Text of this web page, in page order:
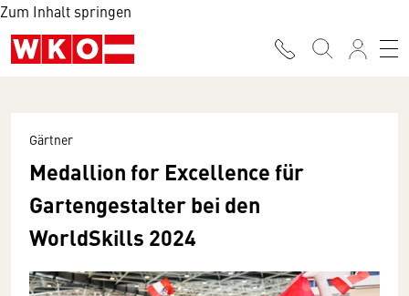
Zum Inhalt springen
Gärtner
Medallion for Excellence für
Gartengestalter bei den
WorldSkills 2024